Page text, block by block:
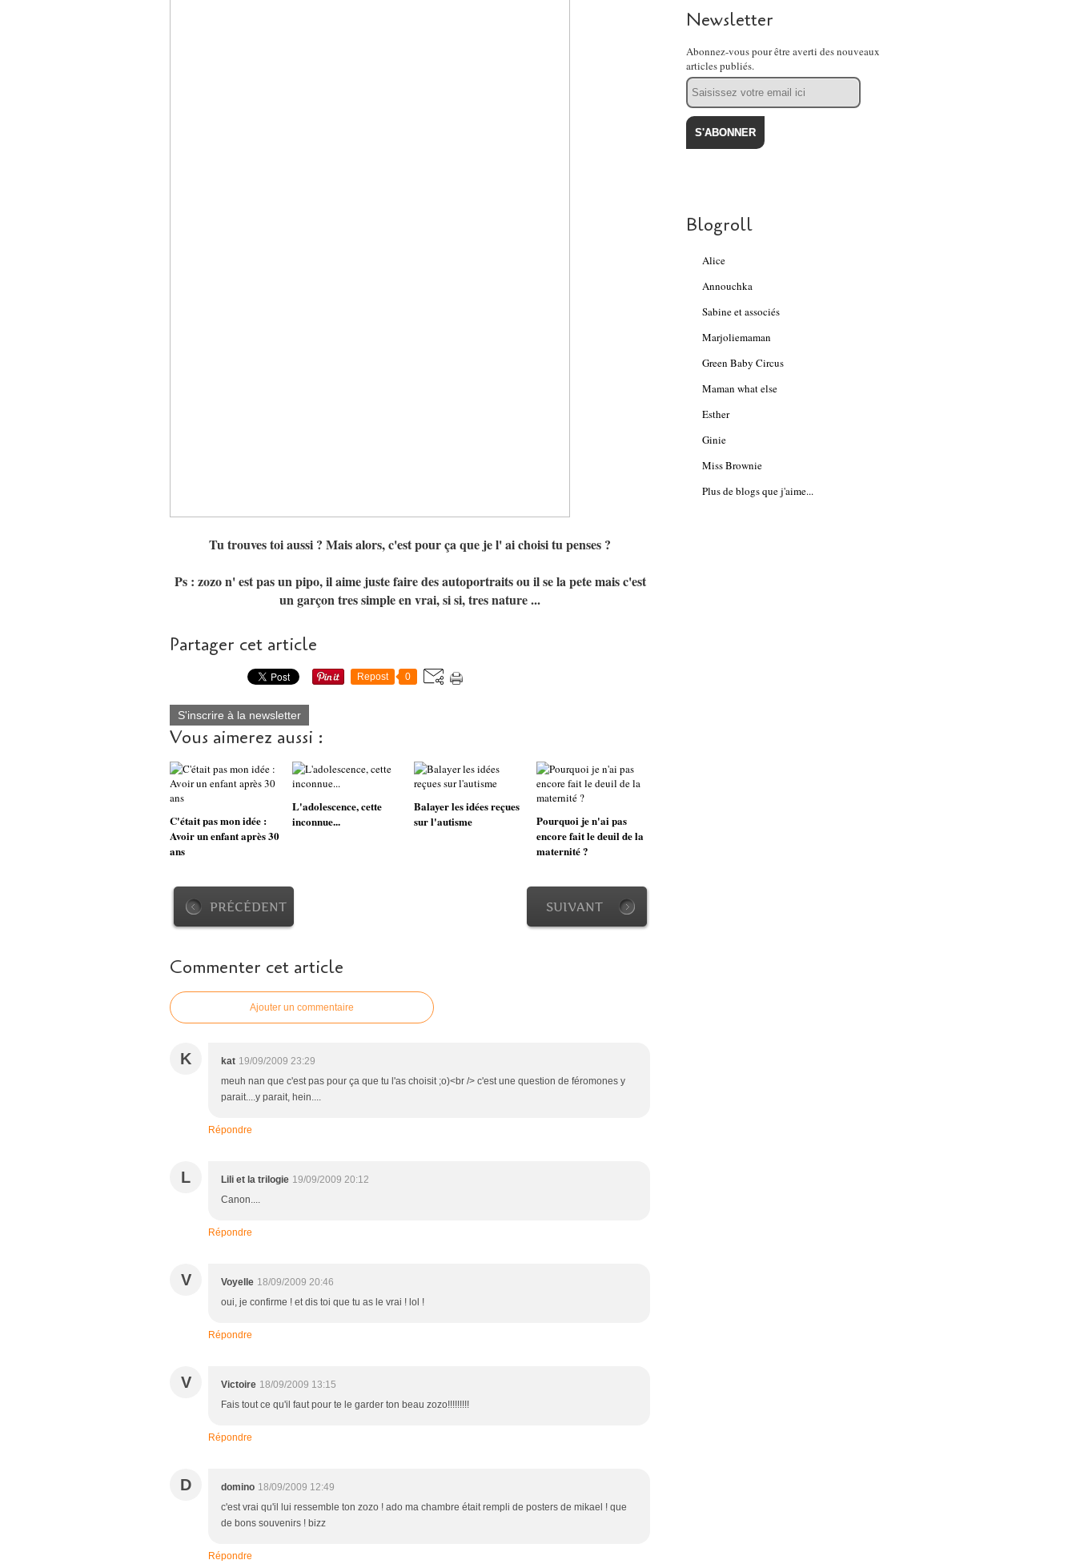
Tu trouves toi aussi ? Mais alors, c'est pour ça que je l' ai choisi tu penses ?
Ps : zozo n' est pas un pipo, il aime juste faire des autoportraits ou il se la pete mais c'est
un garçon tres simple en vrai, si si, tres nature ...
Partager cet article
Repost 0
S'inscrire à la newsletter
Vous aimerez aussi :
C'était pas mon idée :
Avoir un enfant après 30
ans
L'adolescence, cette
inconnue...
Balayer les idées reçues
sur l'autisme
Pourquoi je n'ai pas
encore fait le deuil de la
maternité ?
PRÉCÉDENT SUIVANT
Commenter cet article
Ajouter un commentaire
K kat 19/09/2009 23:29
meuh nan que c'est pas pour ça que tu l'as choisit ;o)<br /> c'est une question de féromones y
parait....y parait, hein....
Répondre
L Lili et la trilogie 19/09/2009 20:12
Canon....
Répondre
V Voyelle 18/09/2009 20:46
oui, je confirme ! et dis toi que tu as le vrai ! lol !
Répondre
V Victoire 18/09/2009 13:15
Fais tout ce qu'il faut pour te le garder ton beau zozo!!!!!!!!!
Répondre
D domino 18/09/2009 12:49
c'est vrai qu'il lui ressemble ton zozo ! ado ma chambre était rempli de posters de mikael ! que
de bons souvenirs ! bizz
Répondre
Newsletter
Abonnez-vous pour être averti des nouveaux
articles publiés.
Email
Blogroll
Alice
Annouchka
Sabine et associés
Marjoliemaman
Green Baby Circus
Maman what else
Esther
Ginie
Miss Brownie
Plus de blogs que j'aime...